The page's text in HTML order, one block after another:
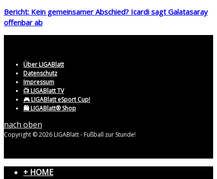
Bericht: Kein gemeinsamer Abschied? Icardi sagt Galatasaray
offenbar ab
Über LIGABlatt
Datenschutz
Impressum
📺 LIGABlatt TV
🎮 LIGABlatt eSport Cup!
🛍️ LIGABlatt® Shop
nach oben
Copyright © 2026 LIGABlatt - Fußball zur Stunde!
+ HOME